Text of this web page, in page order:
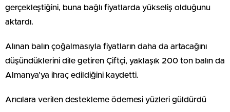
gerçekleştiğini, buna bağlı fiyatlarda yükseliş olduğunu
aktardı.
Alınan balın çoğalmasıyla fiyatların daha da artacağını
düşündüklerini dile getiren Çiftçi, yaklaşık 200 ton balın da
Almanya’ya ihraç edildiğini kaydetti.
Arıcılara verilen destekleme ödemesi yüzleri güldürdü